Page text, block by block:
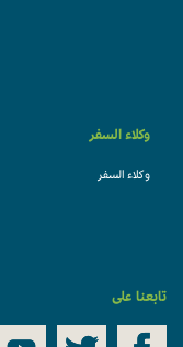
وكلاء السفر
وكلاء السفر
تابعنا على